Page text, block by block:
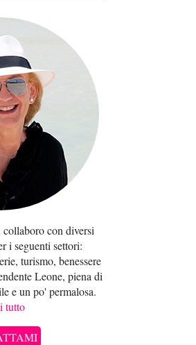
con diversi
i seguenti settori:
turismo, benessere
Leone, piena di
e un po' permalosa.
tutto